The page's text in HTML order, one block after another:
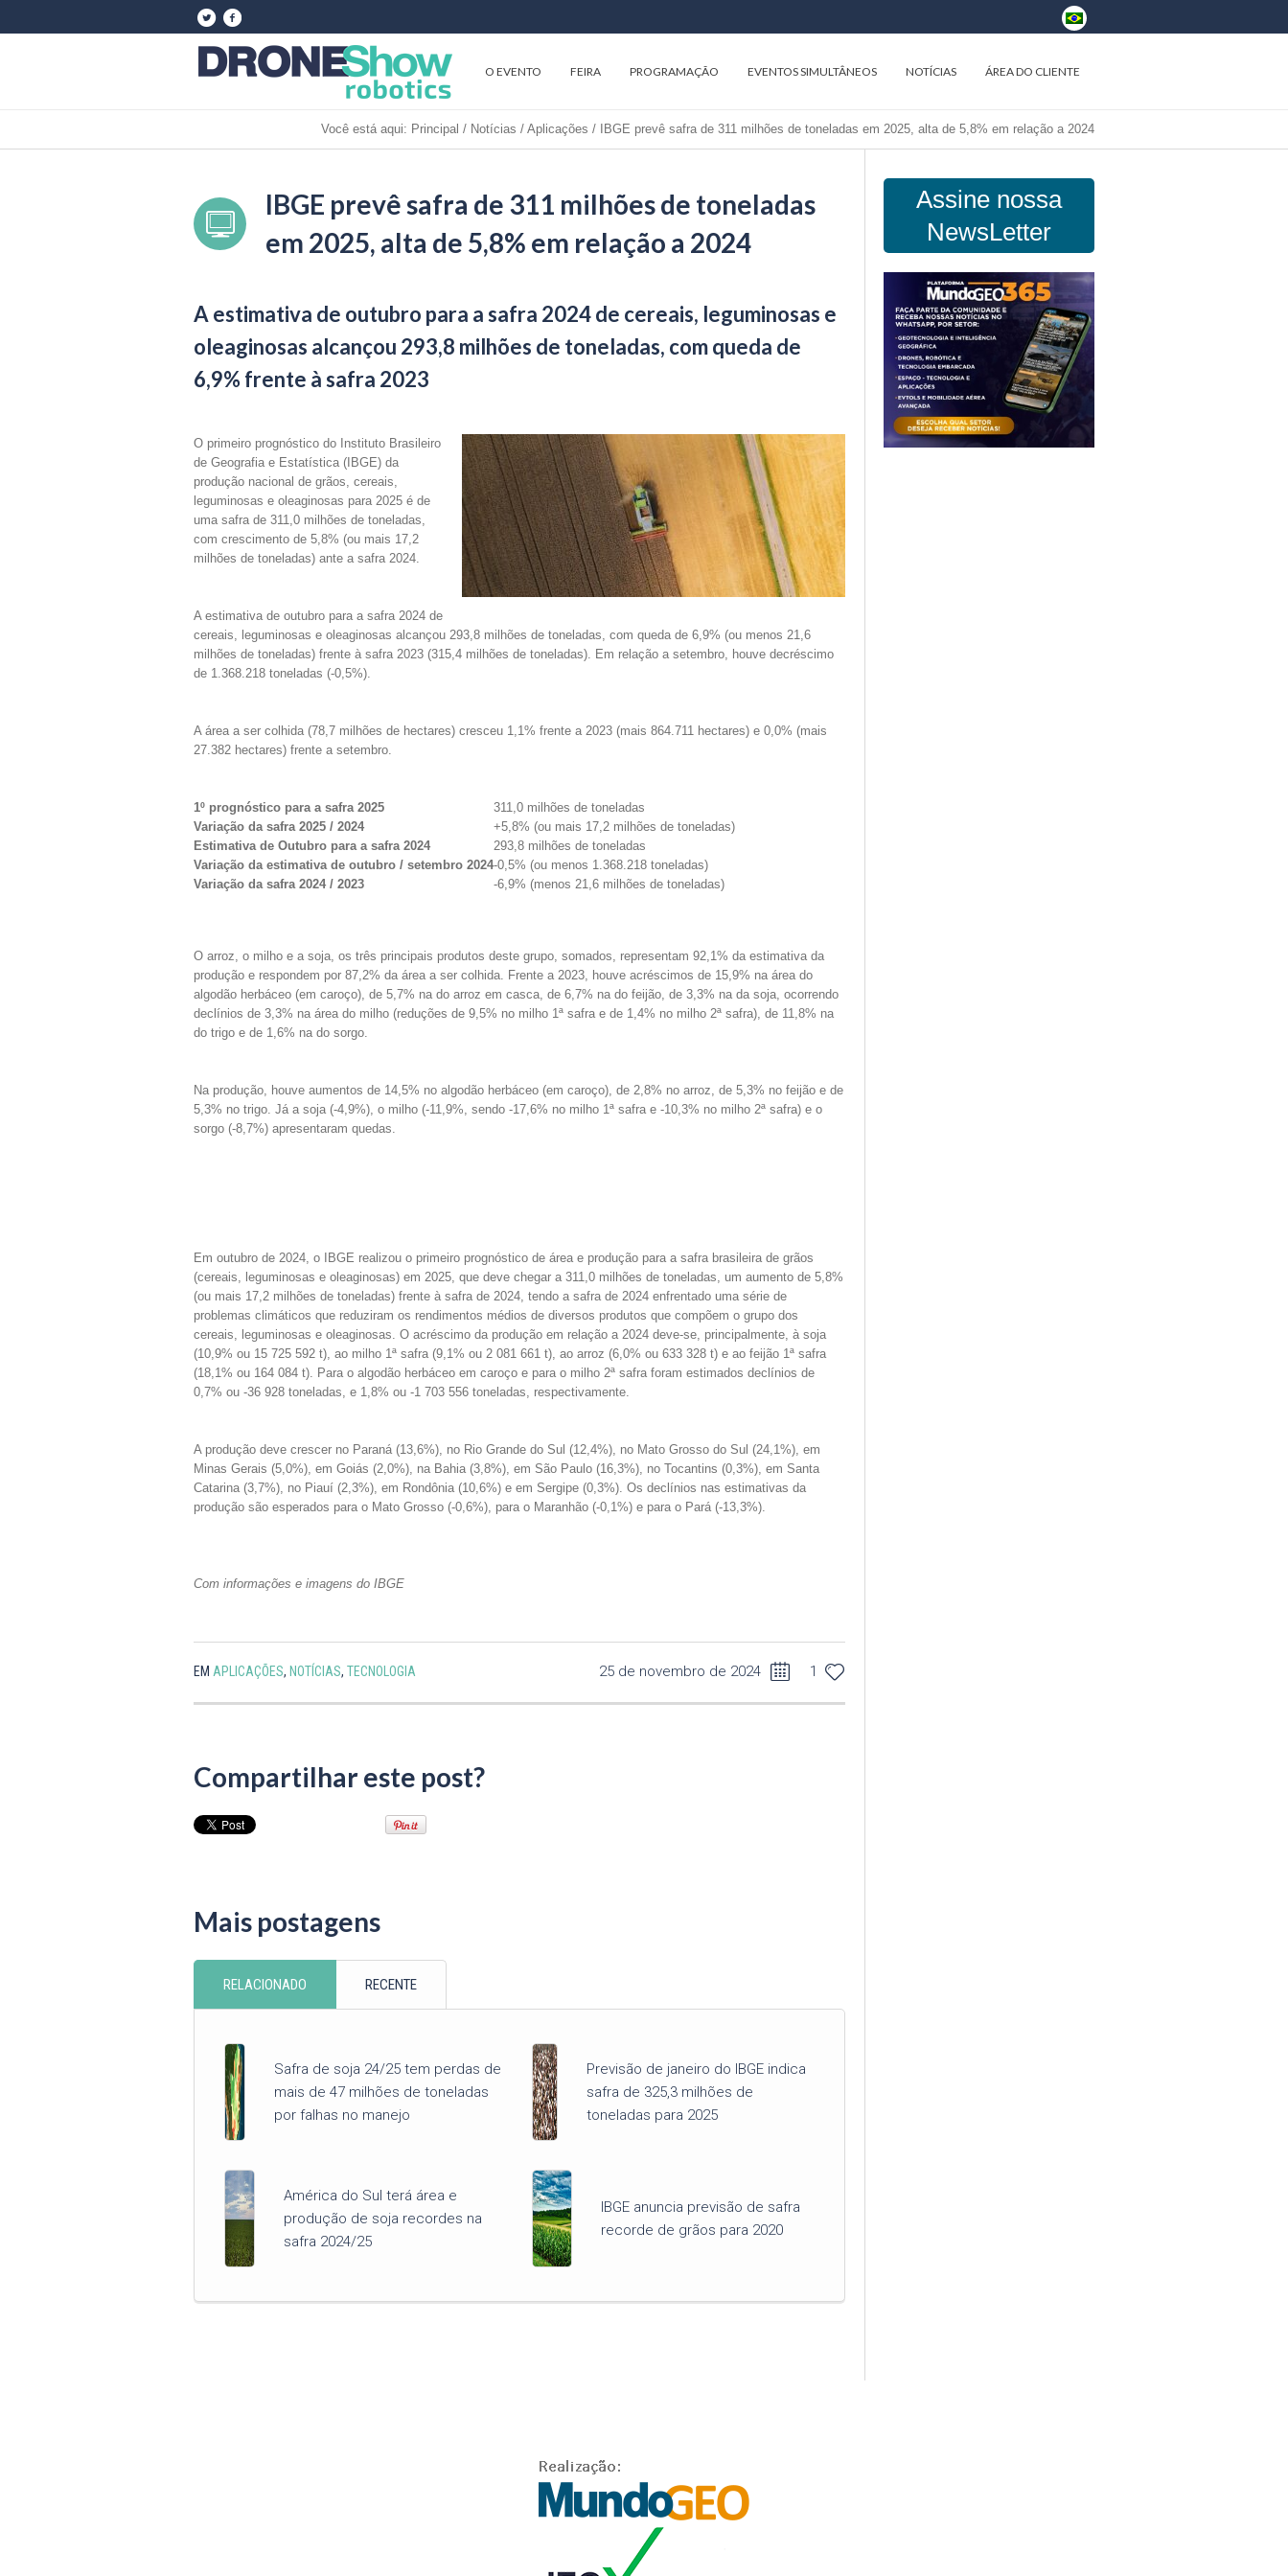
O EVENTO FEIRA PROGRAMAÇÃO EVENTOS SIMULTÂNEOS NOTÍCIAS ÁREA DO CLIENTE
Você está aqui: Principal / Notícias / Aplicações / IBGE prevê safra de 311 milhões de toneladas em 2025, alta de 5,8% em relação a 2024
IBGE prevê safra de 311 milhões de toneladas
em 2025, alta de 5,8% em relação a 2024
A estimativa de outubro para a safra 2024 de cereais, leguminosas e
oleaginosas alcançou 293,8 milhões de toneladas, com queda de
6,9% frente à safra 2023
O primeiro prognóstico do Instituto Brasileiro
de Geografia e Estatística (IBGE) da
produção nacional de grãos, cereais,
leguminosas e oleaginosas para 2025 é de
uma safra de 311,0 milhões de toneladas,
com crescimento de 5,8% (ou mais 17,2
milhões de toneladas) ante a safra 2024.
A estimativa de outubro para a safra 2024 de
cereais, leguminosas e oleaginosas alcançou 293,8 milhões de toneladas, com queda de 6,9% (ou menos 21,6
milhões de toneladas) frente à safra 2023 (315,4 milhões de toneladas). Em relação a setembro, houve decréscimo
de 1.368.218 toneladas (-0,5%).
A área a ser colhida (78,7 milhões de hectares) cresceu 1,1% frente a 2023 (mais 864.711 hectares) e 0,0% (mais
27.382 hectares) frente a setembro.
1º prognóstico para a safra 2025
311,0 milhões de toneladas
Variação da safra 2025 / 2024
+5,8% (ou mais 17,2 milhões de toneladas)
Estimativa de Outubro para a safra 2024
293,8 milhões de toneladas
Variação da estimativa de outubro / setembro 2024-0,5% (ou menos 1.368.218 toneladas)
Variação da safra 2024 / 2023
-6,9% (menos 21,6 milhões de toneladas)
O arroz, o milho e a soja, os três principais produtos deste grupo, somados, representam 92,1% da estimativa da
produção e respondem por 87,2% da área a ser colhida. Frente a 2023, houve acréscimos de 15,9% na área do
algodão herbáceo (em caroço), de 5,7% na do arroz em casca, de 6,7% na do feijão, de 3,3% na da soja, ocorrendo
declínios de 3,3% na área do milho (reduções de 9,5% no milho 1ª safra e de 1,4% no milho 2ª safra), de 11,8% na
do trigo e de 1,6% na do sorgo.
Na produção, houve aumentos de 14,5% no algodão herbáceo (em caroço), de 2,8% no arroz, de 5,3% no feijão e de
5,3% no trigo. Já a soja (-4,9%), o milho (-11,9%, sendo -17,6% no milho 1ª safra e -10,3% no milho 2ª safra) e o
sorgo (-8,7%) apresentaram quedas.
Em outubro de 2024, o IBGE realizou o primeiro prognóstico de área e produção para a safra brasileira de grãos
(cereais, leguminosas e oleaginosas) em 2025, que deve chegar a 311,0 milhões de toneladas, um aumento de 5,8%
(ou mais 17,2 milhões de toneladas) frente à safra de 2024, tendo a safra de 2024 enfrentado uma série de
problemas climáticos que reduziram os rendimentos médios de diversos produtos que compõem o grupo dos
cereais, leguminosas e oleaginosas. O acréscimo da produção em relação a 2024 deve-se, principalmente, à soja
(10,9% ou 15 725 592 t), ao milho 1ª safra (9,1% ou 2 081 661 t), ao arroz (6,0% ou 633 328 t) e ao feijão 1ª safra
(18,1% ou 164 084 t). Para o algodão herbáceo em caroço e para o milho 2ª safra foram estimados declínios de
0,7% ou -36 928 toneladas, e 1,8% ou -1 703 556 toneladas, respectivamente.
A produção deve crescer no Paraná (13,6%), no Rio Grande do Sul (12,4%), no Mato Grosso do Sul (24,1%), em
Minas Gerais (5,0%), em Goiás (2,0%), na Bahia (3,8%), em São Paulo (16,3%), no Tocantins (0,3%), em Santa
Catarina (3,7%), no Piauí (2,3%), em Rondônia (10,6%) e em Sergipe (0,3%). Os declínios nas estimativas da
produção são esperados para o Mato Grosso (-0,6%), para o Maranhão (-0,1%) e para o Pará (-13,3%).
Com informações e imagens do IBGE
25 de novembro de 2024 1
EM APLICAÇÕES, NOTÍCIAS, TECNOLOGIA
Compartilhar este post?
Mais postagens
RELACIONADO RECENTE
Safra de soja 24/25 tem perdas de
mais de 47 milhões de toneladas
por falhas no manejo
Previsão de janeiro do IBGE indica
safra de 325,3 milhões de
toneladas para 2025
América do Sul terá área e
produção de soja recordes na
safra 2024/25
IBGE anuncia previsão de safra
recorde de grãos para 2020
Assine nossa
NewsLetter